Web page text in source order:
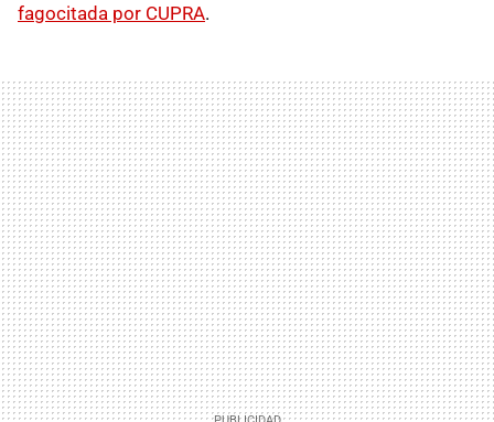
fagocitada por CUPRA.